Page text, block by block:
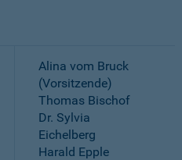
Alina vom Bruck
(Vorsitzende)
Thomas Bischof
Dr. Sylvia
Eichelberg
Harald Epple